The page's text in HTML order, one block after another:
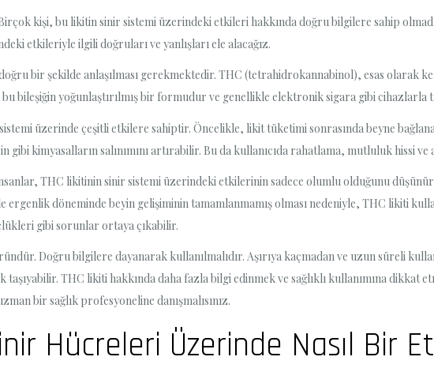
kişi, bu likitin sinir sistemi üzerindeki etkileri hakkında doğru bilgilere sahip
etkileriyle ilgili doğruları ve yanlışları ele alacağız.
bir şekilde anlaşılması gerekmektedir. THC (tetrahidrokannabinol), esas olarak
bileşiğin yoğunlaştırılmış bir formudur ve genellikle elektronik sigara gibi cihazlarla
üzerinde çeşitli etkilere sahiptir. Öncelikle, likit tüketimi sonrasında beyne
kimyasalların salınımını artırabilir. Bu da kullanıcıda rahatlama, mutluluk hissi ve
THC likitinin sinir sistemi üzerindeki etkilerinin sadece olumlu olduğunu
döneminde beyin gelişiminin tamamlanmamış olması nedeniyle, THC likiti
gibi sorunlar ortaya çıkabilir.
Doğru bilgilere dayanarak kullanılmalıdır. Aşırıya kaçmadan ve uzun süreli
THC likiti hakkında daha fazla bilgi edinmek ve sağlıklı kullanımına dikkat
bir sağlık profesyoneline danışmalısınız.
Hücreleri Üzerinde Nasıl Bir